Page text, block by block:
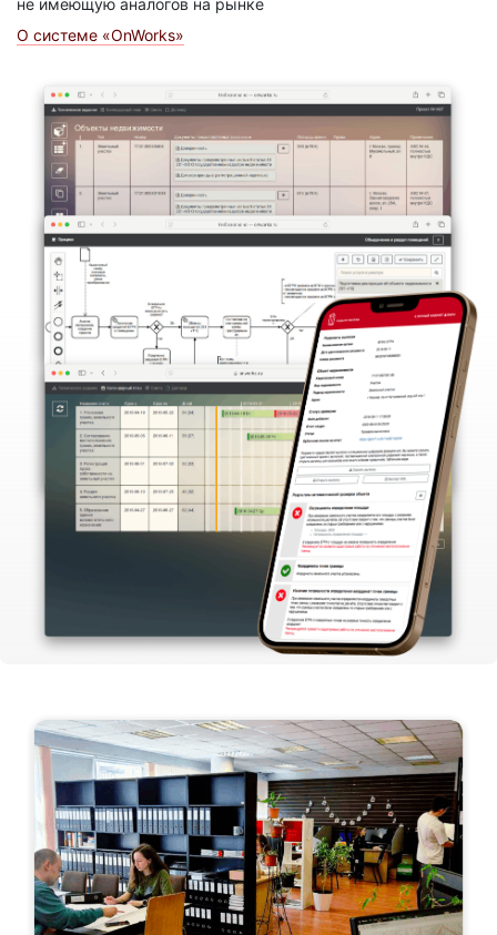
не имеющую аналогов на рынке
О системе «OnWorks»